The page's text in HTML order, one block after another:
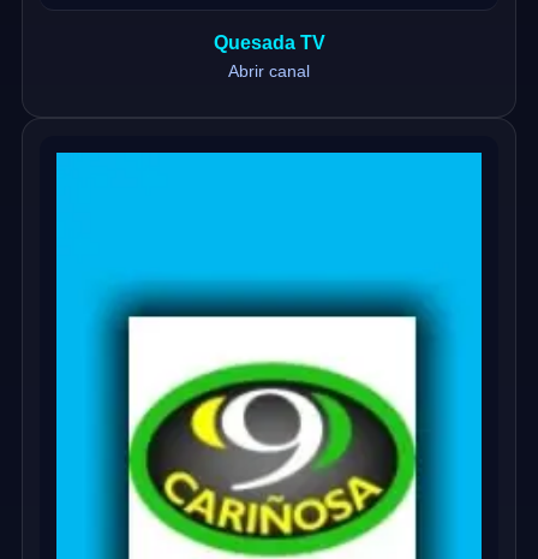
Quesada TV
Abrir canal